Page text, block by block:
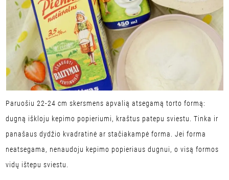
Paruošiu 22-24 cm skersmens apvalią atsegamą torto formą:
dugną iškloju kepimo popieriumi, kraštus patepu sviestu. Tinka ir
panašaus dydžio kvadratinė ar stačiakampė forma. Jei forma
neatsegama, nenaudoju kepimo popieriaus dugnui, o visą formos
vidų ištepu sviestu.